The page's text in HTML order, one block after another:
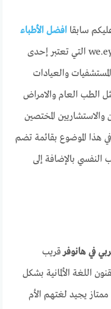
سابقاافضل الأطباء
على موقعنا we.eyesillnesses.com التي تعتبر إحدى
المستشفيات والعيادات
الطب العام والامراض
المختصين
هذا الموضوع بقائمة تضم
بالإضافة إلى
في هانوفرقريب
اللغة الألمانية بشكل
يجيد لغتهم الأم